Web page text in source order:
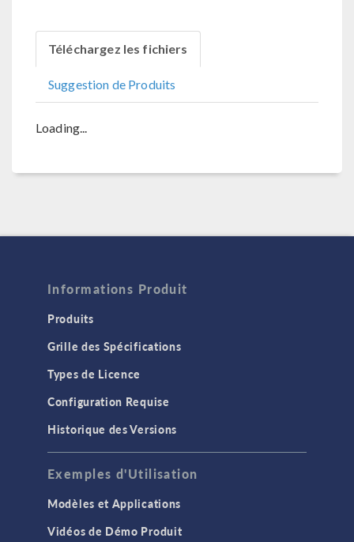
Téléchargez les fichiers
Suggestion de Produits
Loading...
Informations Produit
Produits
Grille des Spécifications
Types de Licence
Configuration Requise
Historique des Versions
Exemples d'Utilisation
Modèles et Applications
Vidéos de Démo Produit